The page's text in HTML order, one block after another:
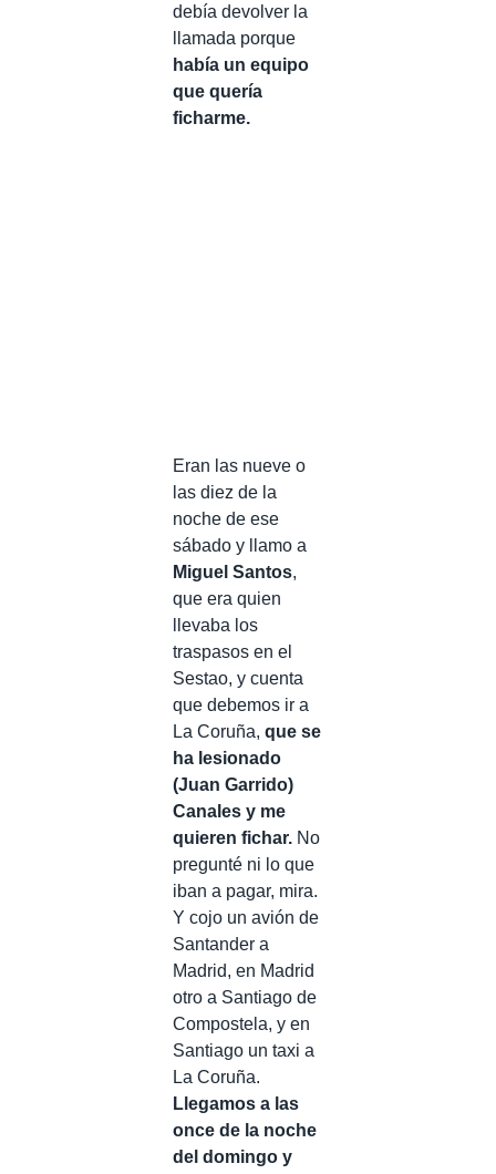
debía devolver la
llamada porque
había un equipo
que quería
ficharme.
Eran las nueve o
las diez de la
noche de ese
sábado y llamo a
Miguel Santos,
que era quien
llevaba los
traspasos en el
Sestao, y cuenta
que debemos ir a
La Coruña, que se
ha lesionado
(Juan Garrido)
Canales y me
quieren fichar. No
pregunté ni lo que
iban a pagar, mira.
Y cojo un avión de
Santander a
Madrid, en Madrid
otro a Santiago de
Compostela, y en
Santiago un taxi a
La Coruña.
Llegamos a las
once de la noche
del domingo y